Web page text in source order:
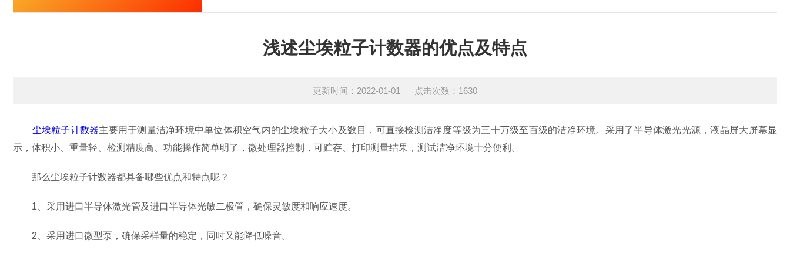
浅述尘埃粒子计数器的优点及特点
更新时间：2022-01-01 点击次数：1630
尘埃粒子计数器主要用于测量洁净环境中单位体积空气内的尘埃粒子大小及数目，可直接检测洁净度等级为三十万级至百级的洁净环境。采用了半导体激光光源，液晶屏大屏幕显
示，体积小、重量轻、检测精度高、功能操作简单明了，微处理器控制，可贮存、打印测量结果，测试洁净环境十分便利。
那么尘埃粒子计数器都具备哪些优点和特点呢？
1、采用进口半导体激光管及进口半导体光敏二极管，确保灵敏度和响应速度。
2、采用进口微型泵，确保采样量的稳定，同时又能降低噪音。